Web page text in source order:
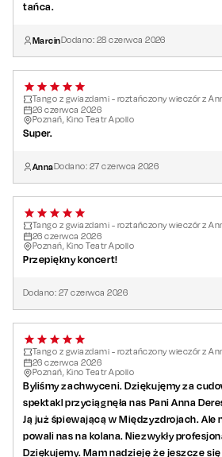
tańca.
MarcinDodano: 28 czerwca 2026
Tango z gwiazdami - roztańczony wieczór z
26 czerwca 2026
Poznań, Kino Teatr Apollo
Super.
AnnaDodano: 27 czerwca 2026
Tango z gwiazdami - roztańczony wieczór z
26 czerwca 2026
Poznań, Kino Teatr Apollo
Przepiękny koncert!
Dodano: 27 czerwca 2026
Tango z gwiazdami - roztańczony wieczór z
26 czerwca 2026
Poznań, Kino Teatr Apollo
Byliśmy zachwyceni. Dziękujęmy za
spektakl przyciągnęła nas Pani Anna
Ją już śpiewającą w Międzyzdrojach. Ale
powali nas na kolana. Niezwykły
Dziękujemy. Mam nadzieję że jeszcze